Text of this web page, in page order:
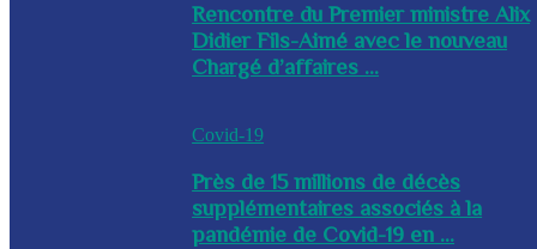
Rencontre du Premier ministre Alix
Didier Fils-Aimé avec le nouveau
Chargé d’affaires ...
Covid-19
Près de 15 millions de décès
supplémentaires associés à la
pandémie de Covid-19 en ...